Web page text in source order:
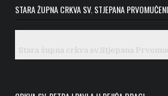
STARA ŽUPNA CRKVA SV. STJEPANA
Stara župna crkva sv.Stjepana